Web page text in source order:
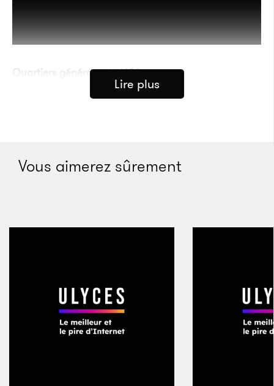
Quartiers généraux de 1959
juste devant la porte, et lorsque j’entends la chasse
père était un espion, un membre haut gradé de la
CIA, un de ces hommes idéalistes qui sont sortis de la
Seconde Guerre mondiale déterminés à sauver le
Lire plus
Vous aimerez sûrement